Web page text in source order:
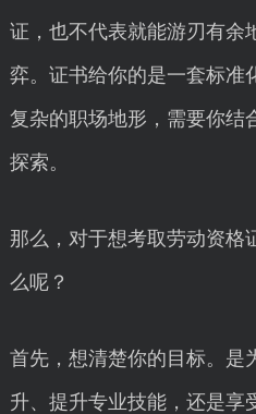
证，也不代表就能游刃有余
弈。证书给你的是一套标准
复杂的职场地形，需要你结
探索。
那么，对于想考取劳动资格
么呢？
首先，想清楚你的目标。是
升、提升专业技能，还是享